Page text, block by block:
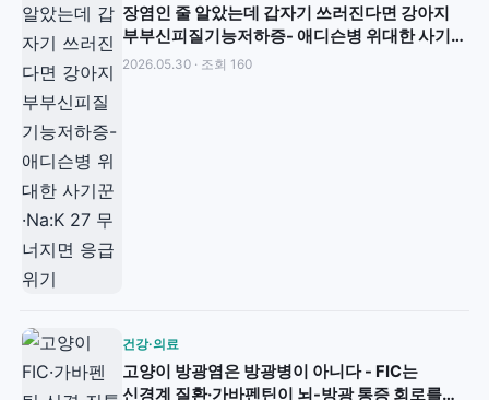
장염인 줄 알았는데 갑자기 쓰러진다면 강아지
부부신피질기능저하증- 애디슨병 위대한 사기꾼
·Na:K 27 무너지면 응급 위기
2026.05.30 · 조회 160
건강·의료
고양이 방광염은 방광병이 아니다 - FIC는
신경계 질환·가바펜틴이 뇌-방광 통증 회로를